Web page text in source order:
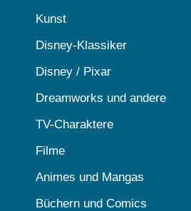
Kunst
Disney-Klassiker
Disney / Pixar
Dreamworks und andere
TV-Charaktere
Filme
Animes und Mangas
Büchern und Comics